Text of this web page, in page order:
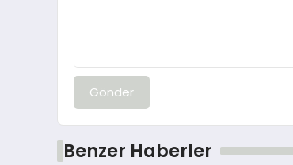
Gönder
Benzer Haberler